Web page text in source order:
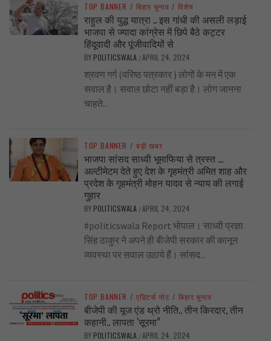
TOP BANNER / बिहार चुनाव / विशेष
राहुल की युद्ध यात्रा .. इस गांधी की असली लड़ाई
भाजपा से ज्यादा कांग्रेस में छिपे बैठे कट्टर
हिंदूवादी और पूंजीवादियों से
BY POLITICSWALA /APRIL 24, 2024
श्रवण गर्ग (वरिष्ठ पत्रकार ) लोगों के मन में एक
सवाल है। सवाल छोटा नहीं बड़ा है। लोग जानना
चाहते...
TOP BANNER / बड़ी खबर
भाजपा सांसद साध्वी भूमाफिया से त्रस्त …
अल्टीमेटम देते हुए देश के गृहमंत्री अमित शाह और
प्रदेश के गृहमंत्री मोहन यादव से न्याय की लगाई
गुहार
BY POLITICSWALA /APRIL 24, 2024
#politicswala Report भोपाल। साध्वी प्रज्ञा
सिंह ठाकुर ने अपने ही बीजेपी सरकार की कानून
व्यवस्था पर सवाल उठाये हैं। सांसद...
TOP BANNER / एडिटर्स नोट / बिहार चुनाव
बीजेपी की यूज एंड थ्रो नीति.. तीन किरदार, तीन
कहानी.. लापता ‘सूरमा”
BY POLITICSWALA /APRIL 24, 2024